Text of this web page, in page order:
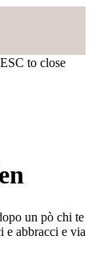
to close
un pò chi te
abbracci e via